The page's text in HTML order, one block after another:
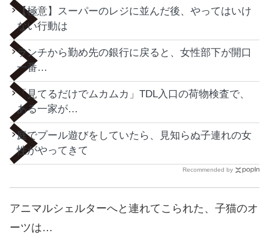
【極意】スーパーのレジに並んだ後、やってはいけ
ない行動は
ランチから勤め先の銀行に戻ると、女性部下が開口
一番…
「見てるだけでムカムカ」TDL入口の荷物検査で、
ある一家が…
庭でプール遊びをしていたら、見知らぬ子連れの女
性がやってきて
Recommended by
アニマルシェルターへと連れてこられた、子猫のオ
ーツは…